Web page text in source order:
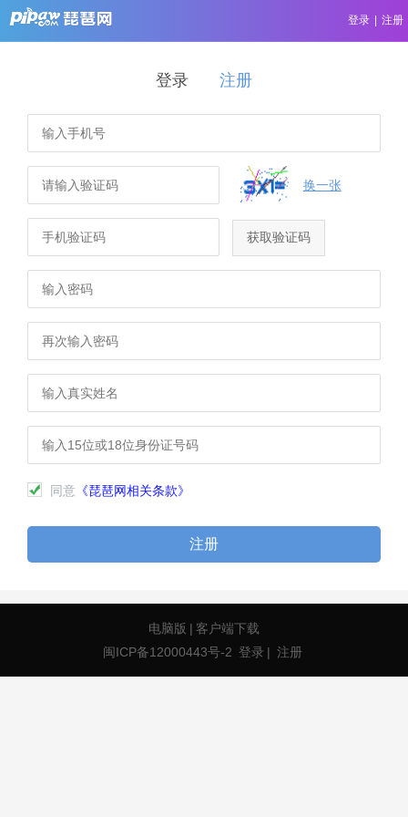
登录 注册
登录 注册
换一张
获取验证码
同意 《琵琶网相关条款》
注册
电脑版 | 客户端下载
闽ICP备12000443号-2 登录 | 注册